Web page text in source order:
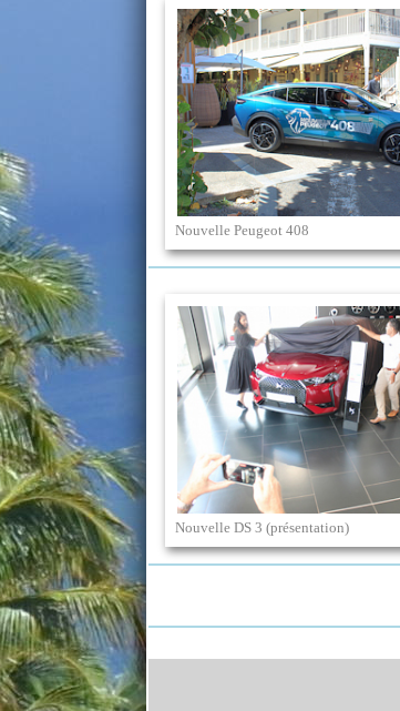
Nouvelle Peugeot 408
Nouvelle DS 3 (présentation)